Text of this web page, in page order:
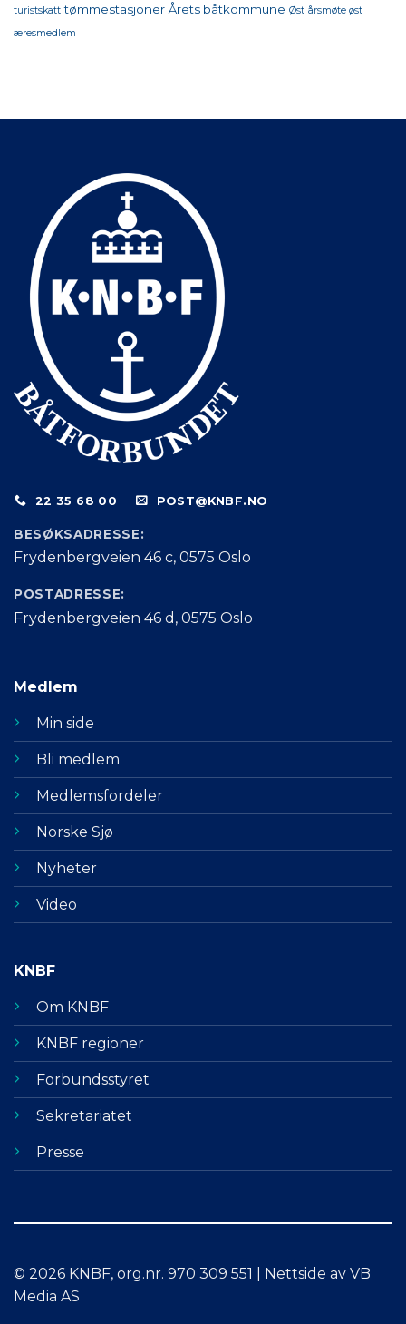
turistskatt tømmestasjoner Årets båtkommune Øst årsmøte øst
æresmedlem
22 35 68 00 POST@KNBF.NO
BESØKSADRESSE:
Frydenbergveien 46 c, 0575 Oslo
POSTADRESSE:
Frydenbergveien 46 d, 0575 Oslo
Medlem
Min side
Bli medlem
Medlemsfordeler
Norske Sjø
Nyheter
Video
KNBF
Om KNBF
KNBF regioner
Forbundsstyret
Sekretariatet
Presse
© 2026 KNBF, org.nr. 970 309 551 | Nettside av VB
Media AS